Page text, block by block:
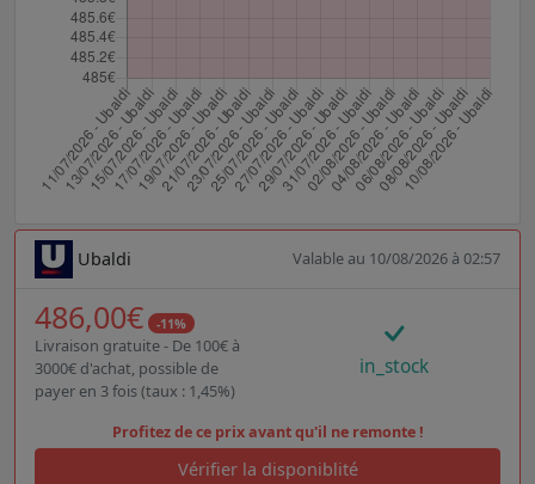
Ubaldi Valable au 10/08/2026 à 02:57
486,00€ -11%
Livraison gratuite - De 100€ à
3000€ d'achat, possible de
payer en 3 fois (taux : 1,45%)
in_stock
Profitez de ce prix avant qu'il ne remonte !
Vérifier la disponiblité